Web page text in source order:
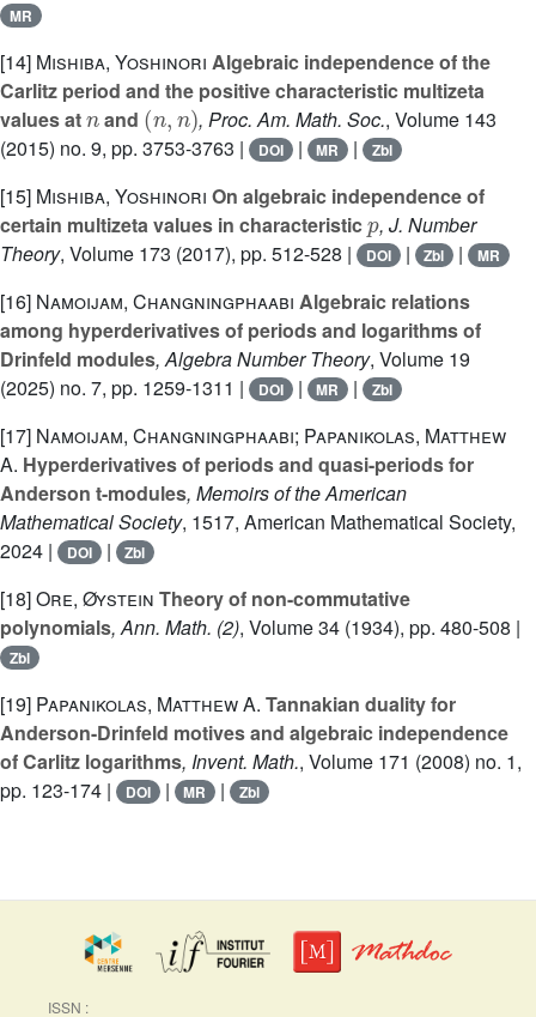
MR
[14] Mishiba, Yoshinori Algebraic independence of the
Carlitz period and the positive characteristic multizeta
values at
n
and
(n ,n)
, Proc. Am. Math. Soc., Volume 143
(2015) no. 9, pp. 3753-3763 |
DOI | MR | Zbl
[15] Mishiba, Yoshinori On algebraic independence of
certain multizeta values in characteristic
p
, J. Number
Theory, Volume 173 (2017), pp. 512-528 | DOI | Zbl | MR
[16] Namoijam, Changningphaabi Algebraic relations
among hyperderivatives of periods and logarithms of
Drinfeld modules, Algebra Number Theory, Volume 19
(2025) no. 7, pp. 1259-1311 |
DOI | MR | Zbl
[17] Namoijam, Changningphaabi; Papanikolas, Matthew
A. Hyperderivatives of periods and quasi-periods for
Anderson t-modules, Memoirs of the American
Mathematical Society, 1517, American Mathematical Society,
2024 |
DOI | Zbl
[18]Ore, Øystein Theory of non-commutative
polynomials, Ann. Math. (2), Volume 34 (1934), pp. 480-508 |
Zbl
[19] Papanikolas, Matthew A. Tannakian duality for
Anderson-Drinfeld motives and algebraic independence
of Carlitz logarithms, Invent. Math., Volume 171 (2008) no. 1,
pp. 123-174 |
DOI | MR | Zbl
ISSN :